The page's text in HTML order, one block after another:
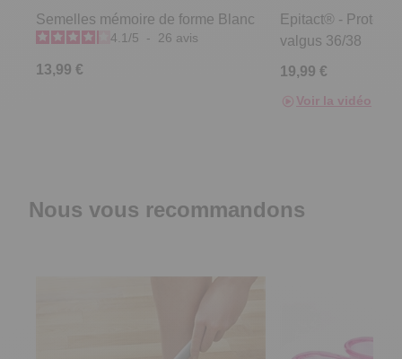
Semelles mémoire de forme Blanc
4.1 /5 - 26 avis
13,99 €
Epitact® -
valgus 36/38
19,99 €
Voir la vidéo
Nous vous recommandons